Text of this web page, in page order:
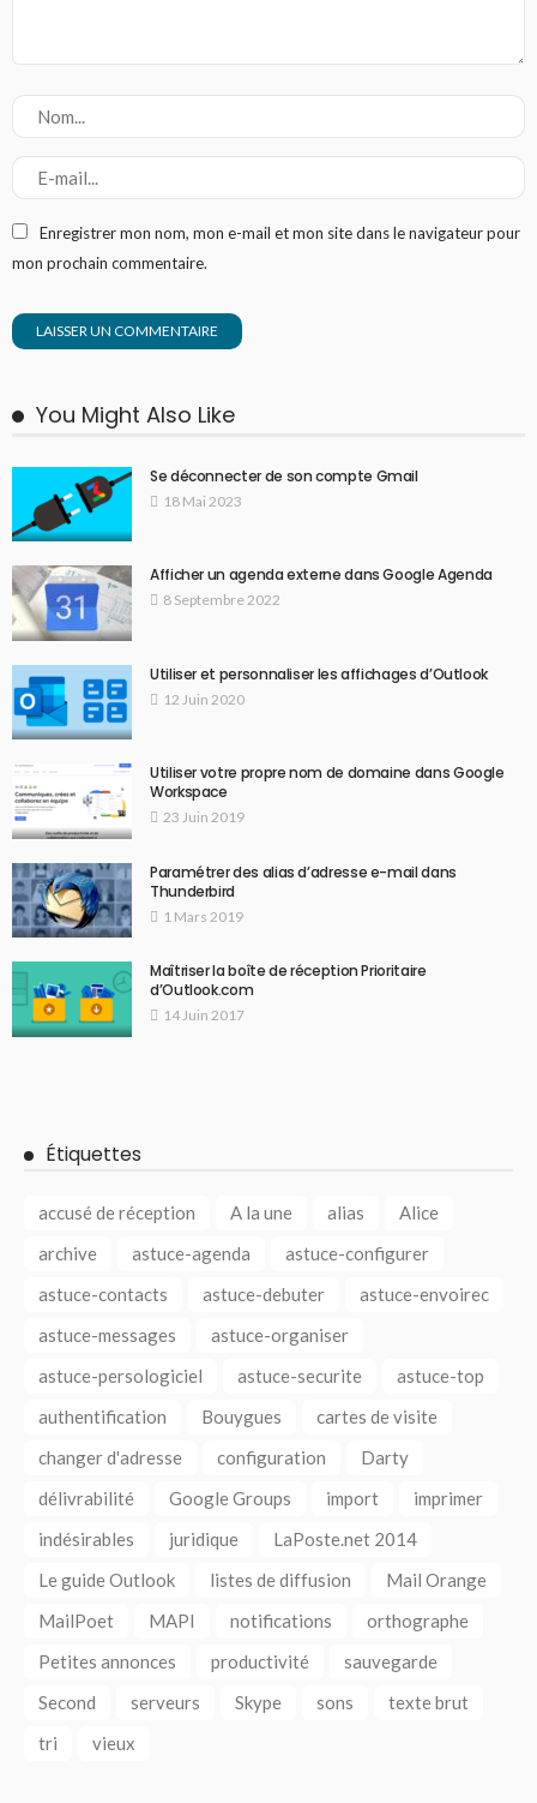
Enregistrer mon nom, mon e-mail et mon site dans le navigateur pour
mon prochain commentaire.
You Might Also Like
Se déconnecter de son compte Gmail
18 Mai 2023
Afficher un agenda externe dans Google Agenda
8 Septembre 2022
Utiliser et personnaliser les affichages d’Outlook
12 Juin 2020
Utiliser votre propre nom de domaine dans Google
Workspace
23 Juin 2019
Paramétrer des alias d’adresse e-mail dans
Thunderbird
1 Mars 2019
Maîtriser la boîte de réception Prioritaire
d’Outlook.com
14 Juin 2017
Étiquettes
accusé de réception A la une alias
Alice
archive
astuce-agenda
astuce-configurer
astuce-contacts
astuce-debuter
astuce-envoirec
astuce-messages
astuce-organiser
astuce-persologiciel
astuce-securite
astuce-top
authentification
Bouygues
cartes de visite
changer d'adresse
configuration
Darty
délivrabilité
Google Groups import
imprimer
indésirables
juridique
LaPoste.net 2014
Le guide Outlook
listes de diffusion
Mail Orange
MailPoet
MAPI notifications
orthographe
Petites annonces
productivité
sauvegarde
Second
serveurs Skype sons
texte brut
tri
vieux